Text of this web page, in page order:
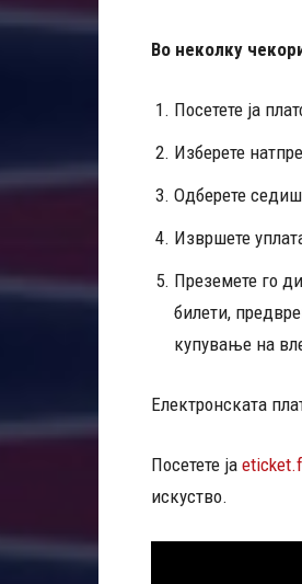
Во неколку
Посетете ја
Изберете
Одберете
Извршете
Преземете го
билети,
купување на
Електронската
Посетете ја
искуство.